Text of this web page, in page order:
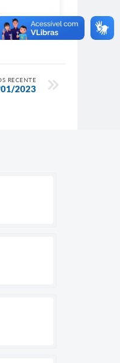
RECENTE
2023